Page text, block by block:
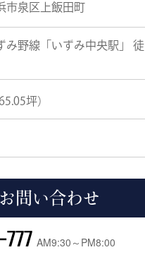
市泉区上飯田町
み野線「いずみ中央駅」 徒
65.05坪）
問い合わせ
AM9:30～PM8:00